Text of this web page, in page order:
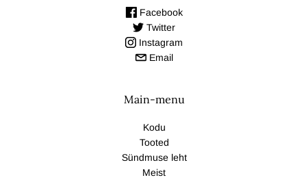
Facebook
Twitter
Instagram
Email
Main-menu
Kodu
Tooted
Sündmuse leht
Meist